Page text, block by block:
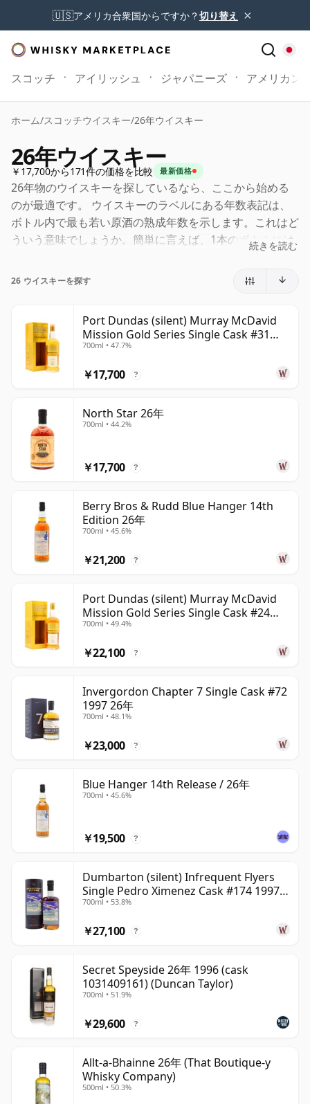
🇺🇸アメリカ合衆国からですか？切り替え ×
スコッチ アイリッシュ ジャパニーズ アメリカン
ホーム/スコッチウイスキー/26年ウイスキー
26年ウイスキー
￥17,700から171件の価格を比較 最新価格
26年物のウイスキーを探しているなら、ここから始める
のが最適です。 ウイスキーのラベルにある年数表記は、
ボトル内で最も若い原酒の熟成年数を示します。これはど
ういう意味でしょうか。簡単に言えば、1本のボトルには
ります。ラベルに26年（または二十六年）と記載されて
ウイスキーは一度瓶詰めされると、ボトル内で熟成が進む
ワインとは異なり熟成が止まります。そのため二十六年物
のウイスキーは時間が止まり、いつまでも26年物のまま
続きを読む
26 ウイスキーを探す
Port Dundas (silent) Murray McDavid
Mission Gold Series Single Cask #31
1998 26年
700ml • 47.7%
￥17,700 ?
North Star 26年
700ml • 44.2%
￥17,700 ?
Berry Bros & Rudd Blue Hanger 14th
Edition 26年
700ml • 45.6%
￥21,200 ?
Port Dundas (silent) Murray McDavid
Mission Gold Series Single Cask #24
1998 26年
700ml • 49.4%
￥22,100 ?
Invergordon Chapter 7 Single Cask #72
1997 26年
700ml • 48.1%
￥23,000 ?
Blue Hanger 14th Release / 26年
700ml • 45.6%
￥19,500 ?
Dumbarton (silent) Infrequent Flyers
Single Pedro Ximenez Cask #174 1997
26年
700ml • 53.8%
￥27,100 ?
Secret Speyside 26年 1996 (cask
1031409161) (Duncan Taylor)
700ml • 51.9%
￥29,600 ?
Allt-a-Bhainne 26年 (That Boutique-y
Whisky Company)
500ml • 50.3%